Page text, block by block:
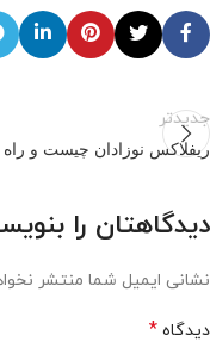
جدیدتر
ریفلاکس نوزادان چیست و
دیدگاهتان را
نشانی ایمیل شما منتشر
دیدگاه *